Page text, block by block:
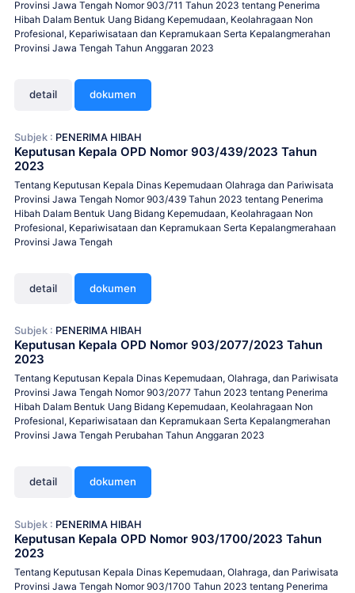
Provinsi Jawa Tengah Nomor 903/711 Tahun 2023 tentang Penerima
Hibah Dalam Bentuk Uang Bidang Kepemudaan, Keolahragaan Non
Profesional, Kepariwisataan dan Kepramukaan Serta Kepalangmerahan
Provinsi Jawa Tengah Tahun Anggaran 2023
detail dokumen
Subjek : PENERIMA HIBAH
Keputusan Kepala OPD Nomor 903/439/2023 Tahun
2023
Tentang Keputusan Kepala Dinas Kepemudaan Olahraga dan Pariwisata
Provinsi Jawa Tengah Nomor 903/439 Tahun 2023 tentang Penerima
Hibah Dalam Bentuk Uang Bidang Kepemudaan, Keolahragaan Non
Profesional, Kepariwisataan dan Kepramukaan Serta Kepalangmerahaan
Provinsi Jawa Tengah
detail dokumen
Subjek : PENERIMA HIBAH
Keputusan Kepala OPD Nomor 903/2077/2023 Tahun
2023
Tentang Keputusan Kepala Dinas Kepemudaan, Olahraga, dan Pariwisata
Provinsi Jawa Tengah Nomor 903/2077 Tahun 2023 tentang Penerima
Hibah Dalam Bentuk Uang Bidang Kepemudaan, Keolahragaan Non
Profesional, Kepariwisataan dan Kepramukaan Serta Kepalangmerahan
Provinsi Jawa Tengah Perubahan Tahun Anggaran 2023
detail dokumen
Subjek : PENERIMA HIBAH
Keputusan Kepala OPD Nomor 903/1700/2023 Tahun
2023
Tentang Keputusan Kepala Dinas Kepemudaan, Olahraga, dan Pariwisata
Provinsi Jawa Tengah Nomor 903/1700 Tahun 2023 tentang Penerima